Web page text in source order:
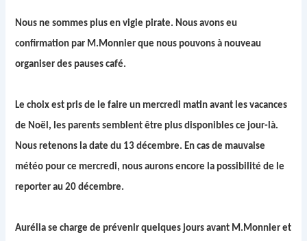
Nous ne sommes plus en vigie pirate. Nous avons eu
confirmation par M.Monnier que nous pouvons à nouveau
organiser des pauses café.
Le choix est pris de le faire un mercredi matin avant les vacances
de Noël, les parents semblent être plus disponibles ce jour-là.
Nous retenons la date du 13 décembre. En cas de mauvaise
météo pour ce mercredi, nous aurons encore la possibilité de le
reporter au 20 décembre.
Aurélia se charge de prévenir quelques jours avant M.Monnier et